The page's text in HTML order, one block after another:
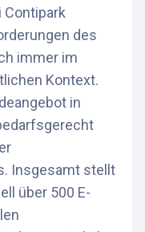
Contipark
des
immer im
Kontext.
in
Insgesamt stellt
über 500 E-